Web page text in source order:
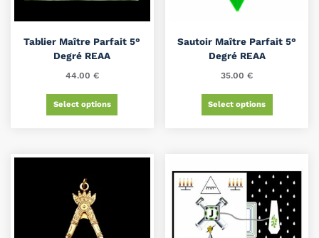
Tablier Maître Parfait 5°
Degré REAA
44.00 €
Select options
Sautoir Maître Parfait 5°
Degré REAA
35.00€
Select options